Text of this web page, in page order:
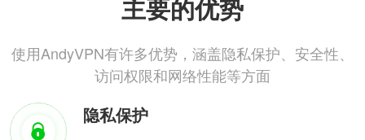
主要的优势
使用AndyVPN有许多优势，涵盖隐私保护、安全性、
访问权限和网络性能等方面
隐私保护